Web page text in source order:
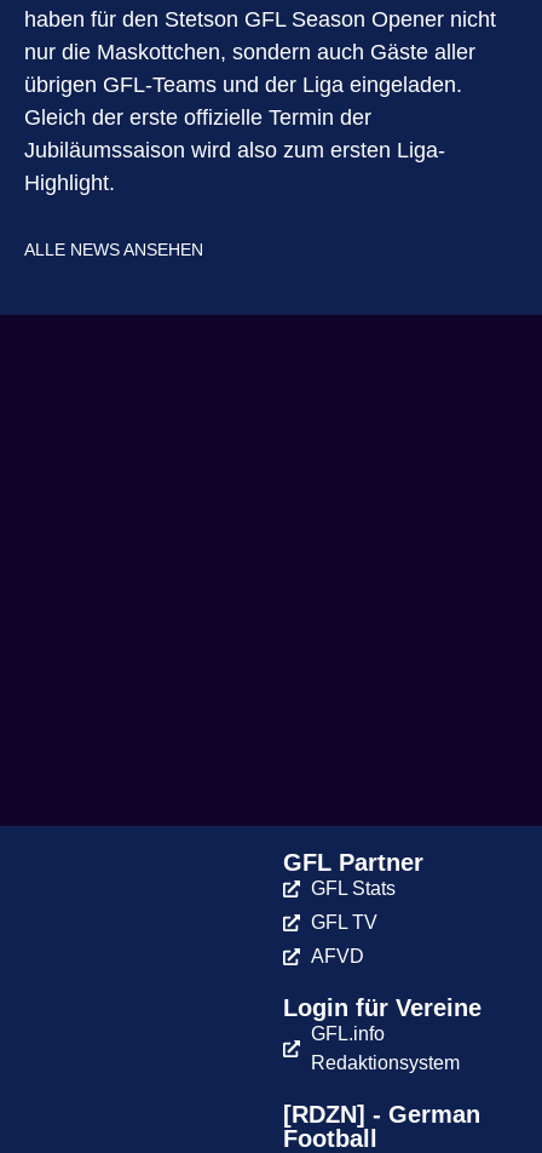
haben für den Stetson GFL Season Opener nicht
nur die Maskottchen, sondern auch Gäste aller
übrigen GFL-Teams und der Liga eingeladen.
Gleich der erste offizielle Termin der
Jubiläumssaison wird also zum ersten Liga-
Highlight.
ALLE NEWS ANSEHEN
GFL Partner
GFL Stats
GFL TV
AFVD
Login für Vereine
GFL.info
Redaktionsystem
[RDZN] - German
Football